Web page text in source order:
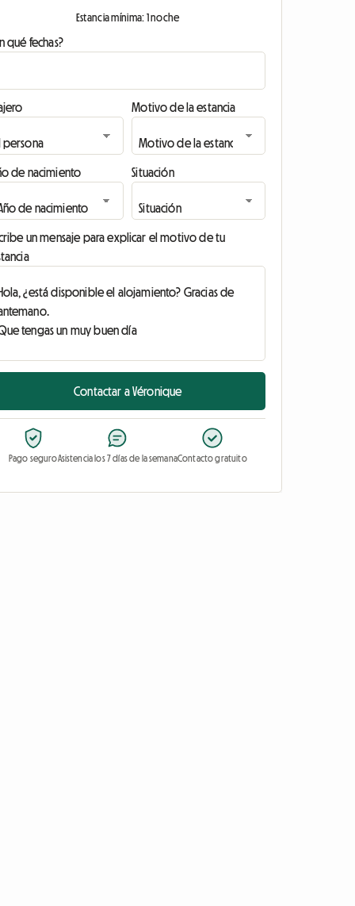
Estancia mínima: 1 noche
qué fechas?
Motivo de la estancia
de nacimiento Situación
un mensaje para explicar el motivo de tu
Contactar a Véronique
Pago seguroAsistencia los 7 días de la semanaContacto gratuito